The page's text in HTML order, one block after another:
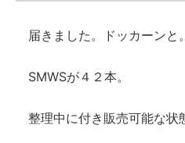
届きました。ドッカーンと。
SMWSが４２本。
整理中に付き販売可能な状